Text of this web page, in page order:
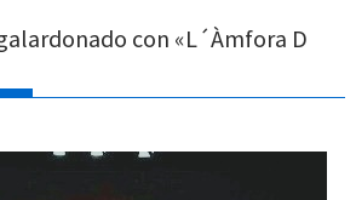
con «L´Àmfora D